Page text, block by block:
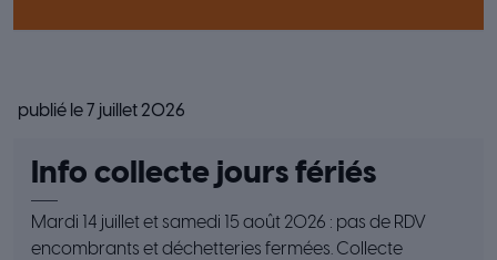
publié le 7 juillet 2026
Info collecte jours fériés
Mardi 14 juillet et samedi 15 août 2026 : pas de RDV
encombrants et déchetteries fermées. Collecte